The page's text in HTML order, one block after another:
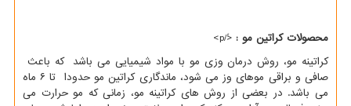
محصولات کراتین مو : <ً/p>
کراتینه مو، روش درمان وزی مو با مواد شیمیایی می باشد که باعث
صافی و براقی موهای وز می شود، ماندگاری کراتین مو حدودا تا ۶ ماه
می باشد. در بعضی از روش های کراتینه مو، زمانی که مو حرارت می